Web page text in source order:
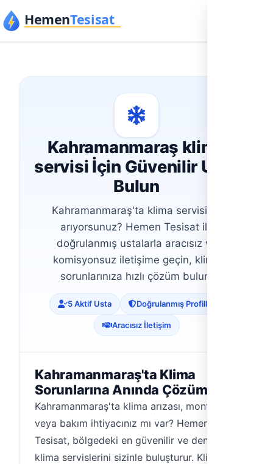
İçeriğe geç
Kahramanmaraş klima
servisi İçin Güvenilir Usta
Bulun
Kahramanmaraş'ta klima servisi mi
arıyorsunuz? Hemen Tesisat ile
doğrulanmış ustalarla aracısız ve
komisyonsuz iletişime geçin, klima
sorunlarınıza hızlı çözüm bulun.
5 Aktif Usta Doğrulanmış Profiller
Aracısız İletişim
Kahramanmaraş'ta Klima
Sorunlarına Anında Çözüm
Kahramanmaraş'ta klima arızası, montaj
veya bakım ihtiyacınız mı var? Hemen
Tesisat, bölgedeki en güvenilir ve deneyimli
klima servislerini sizinle buluşturur. Klima